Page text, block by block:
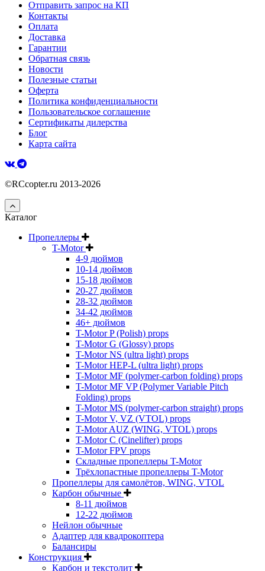
Отправить запрос на КП
Контакты
Оплата
Доставка
Гарантии
Обратная связь
Новости
Полезные статьи
Оферта
Политика конфиденциальности
Пользовательское соглашение
Сертификаты дилерства
Блог
Карта сайта
©RCcopter.ru 2013-2026
Каталог
Пропеллеры
T-Motor
4-9 дюймов
10-14 дюймов
15-18 дюймов
20-27 дюймов
28-32 дюймов
34-42 дюймов
46+ дюймов
T-Motor P (Polish) props
T-Motor G (Glossy) props
T-Motor NS (ultra light) props
T-Motor HEP-L (ultra light) props
T-Motor MF (polymer-carbon folding) props
T-Motor MF VP (Polymer Variable Pitch
Folding) props
T-Motor MS (polymer-carbon straight) props
T-Motor V, VZ (VTOL) props
T-Motor AUZ (WING, VTOL) props
T-Motor C (Cinelifter) props
T-Motor FPV props
Складные пропеллеры T-Motor
Трёхлопастные пропеллеры T-Motor
Пропеллеры для самолётов, WING, VTOL
Карбон обычные
8-11 дюймов
12-22 дюймов
Нейлон обычные
Адаптер для квадрокоптера
Балансиры
Конструкция
Карбон и текстолит